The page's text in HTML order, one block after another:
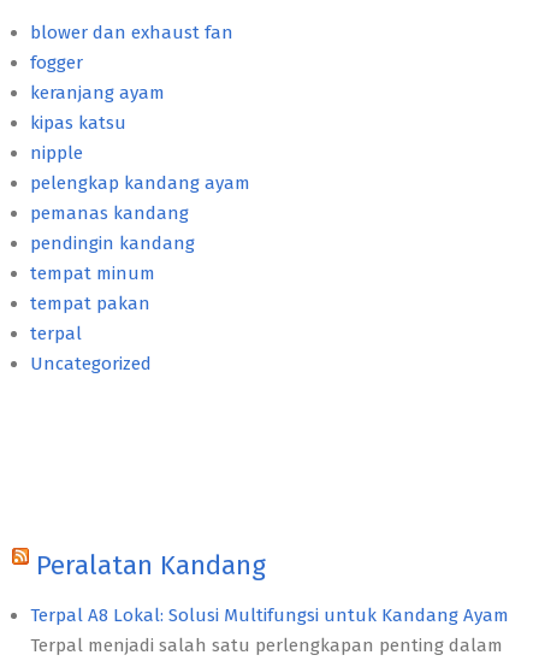
blower dan exhaust fan
fogger
keranjang ayam
kipas katsu
nipple
pelengkap kandang ayam
pemanas kandang
pendingin kandang
tempat minum
tempat pakan
terpal
Uncategorized
Peralatan Kandang
Terpal A8 Lokal: Solusi Multifungsi untuk Kandang Ayam
Terpal menjadi salah satu perlengkapan penting dalam